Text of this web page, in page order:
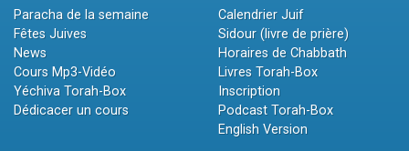
Paracha de la semaine
Fêtes Juives
News
Cours Mp3-Vidéo
Yéchiva Torah-Box
Dédicacer un cours
Calendrier Juif
Sidour (livre de prière)
Horaires de Chabbath
Livres Torah-Box
Inscription
Podcast Torah-Box
English Version